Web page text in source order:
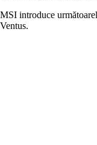
MSI introduce
Ventus.